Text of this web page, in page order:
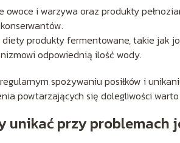
owoce i warzywa oraz produkty
diety produkty fermentowane, takie jak
odpowiednią ilość wody.
spożywaniu posiłków i
powtarzających się dolegliwości
unikać przy problemach